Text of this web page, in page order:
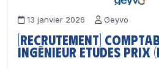
13 janvier 2026 Geyvo
[Recrutement]
Ingénieur Etudes Prix